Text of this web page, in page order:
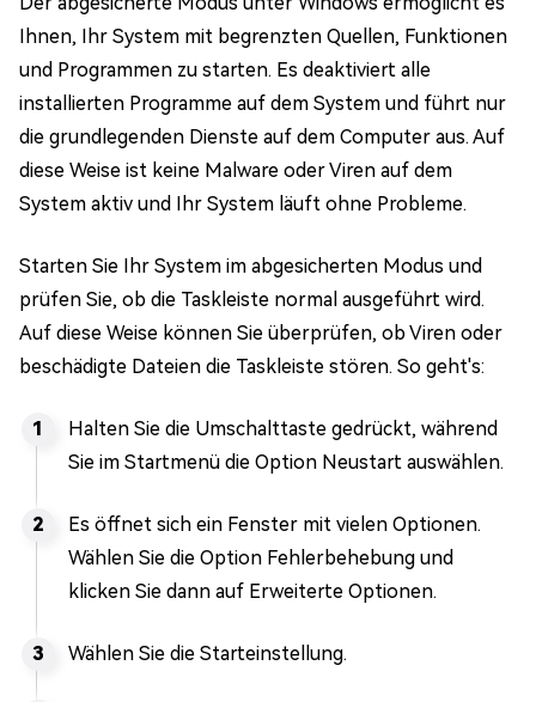
Ihnen, Ihr System mit begrenzten Quellen, Funktionen
und Programmen zu starten. Es deaktiviert alle
installierten Programme auf dem System und führt nur
die grundlegenden Dienste auf dem Computer aus. Auf
diese Weise ist keine Malware oder Viren auf dem
System aktiv und Ihr System läuft ohne Probleme.
Starten Sie Ihr System im abgesicherten Modus und
prüfen Sie, ob die Taskleiste normal ausgeführt wird.
Auf diese Weise können Sie überprüfen, ob Viren oder
beschädigte Dateien die Taskleiste stören. So geht's:
Halten Sie die Umschalttaste gedrückt, während
Sie im Startmenü die Option Neustart auswählen.
Es öffnet sich ein Fenster mit vielen Optionen.
Wählen Sie die Option Fehlerbehebung und
klicken Sie dann auf Erweiterte Optionen.
Wählen Sie die Starteinstellung.